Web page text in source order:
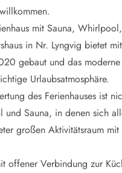
mit Sauna,
in Nr. Lyngvig bietet
gebaut und das
Urlaubsatmosphäre.
des Ferienhauses ist
Sauna, in denen sich
großen Aktivitätsraum
offener Verbindung zur